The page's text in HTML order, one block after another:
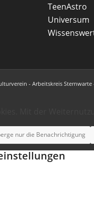
TeenAstro
Universum
- Arbeitskreis
nur die Benachrichtigung